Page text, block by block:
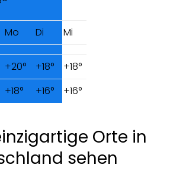
Mo Di Mi
+20° +18° +18°
+18° +16° +16°
Orte in
sehen